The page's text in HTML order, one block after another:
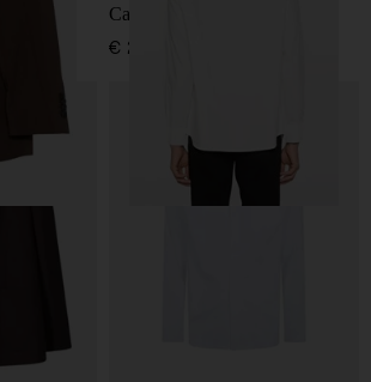
-30%
Camicia in cotone con logo
€ 220,00